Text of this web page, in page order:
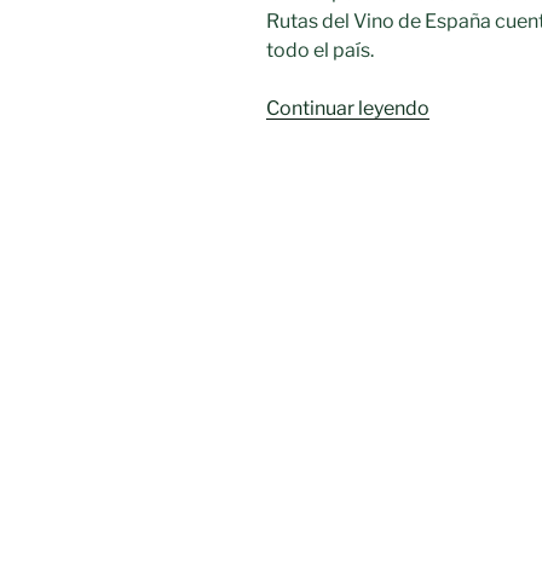
Rutas del Vino de España
todo el país.
Continuar leyendo